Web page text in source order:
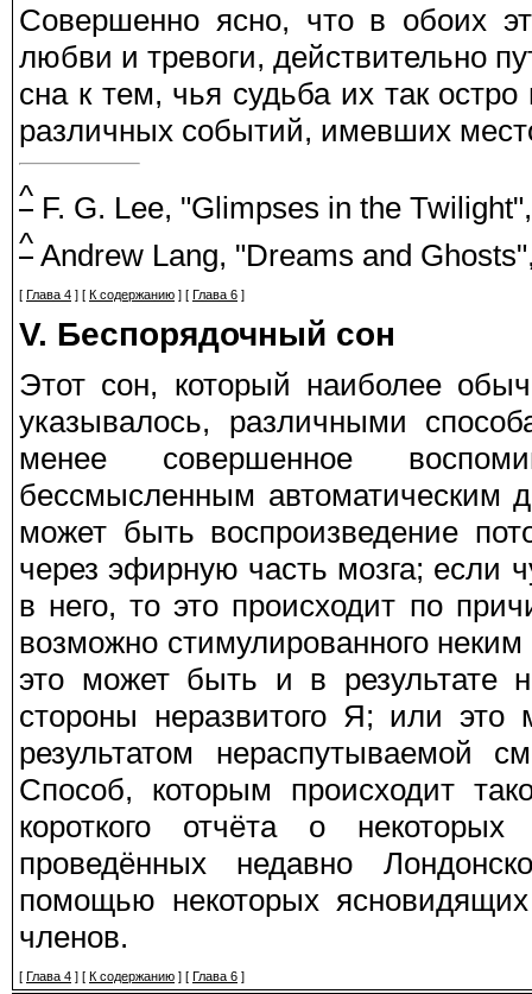
Совершенно ясно, что в обоих
любви и тревоги, действительно
сна к тем, чья судьба их так
различных событий, имевших
^ F. G. Lee, "Glimpses in the
^ Andrew Lang, "Dreams and
[ Глава 4 ] [ К содержанию ] [ Глава 6 ]
V. Беспорядочный сон
Этот сон, который наиболее
указывалось, различными
менее совершенное
бессмысленным автоматическим
может быть воспроизведение
через эфирную часть мозга; если
в него, то это происходит по
возможно стимулированного
это может быть и в результате
стороны неразвитого Я; или это
результатом нераспутываемой
Способ, которым происходит
короткого отчёта о
проведённых недавно
помощью некоторых
членов.
[ Глава 4 ] [ К содержанию ] [ Глава 6 ]